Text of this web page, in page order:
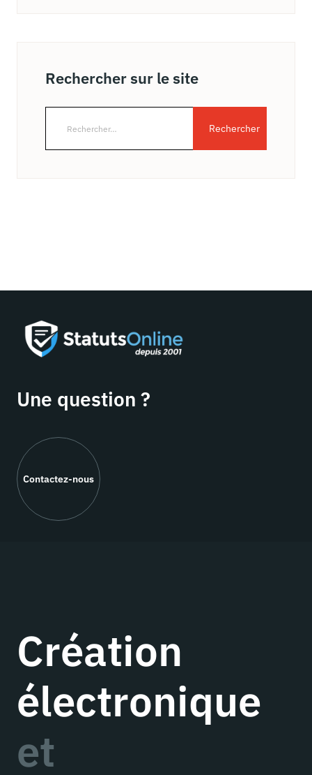
Rechercher sur le site
Une question ?
Contactez-nous
Création
électronique
et